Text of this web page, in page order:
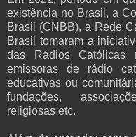
existência no Brasil, a
Brasil (CNBB), a Rede
Brasil tomaram a
das Rádios Católicas
emissoras de rádio
educativas ou
fundações,
religiosas etc.